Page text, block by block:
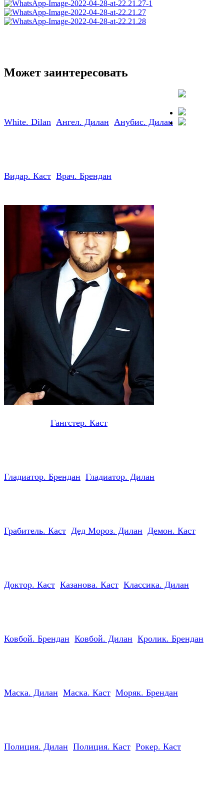
Может заинтересовать
White. Dilan Ангел. Дилан Анубис. Дилан
Видар. Каст Врач. Брендан
Гангстер. Каст
Гладиатор. Брендан Гладиатор. Дилан
Грабитель. Каст Дед Мороз. Дилан Демон. Каст
Доктор. Каст Казанова. Каст Классика. Дилан
Ковбой. Брендан Ковбой. Дилан Кролик. Брендан
Маска. Дилан Маска. Каст Моряк. Брендан
Полиция. Дилан Полиция. Каст Рокер. Каст